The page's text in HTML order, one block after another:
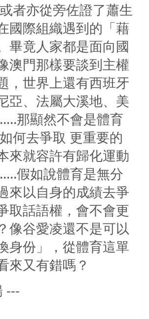
者亦從旁佐證了蕭生
國際組織遇到的「藉
畢竟人家都是面向國
澳門那樣要談到主權
，世界上還有西班牙
亞、法屬大溪地、美
那顯然不會是體育
何去爭取 更重要的
來就容許有歸化運動
假如說體育是無分
來以自身的成績去爭
取話語權，會不會更
像谷愛凌還不是可以
身份」，從體育這單
來又有錯嗎？
---